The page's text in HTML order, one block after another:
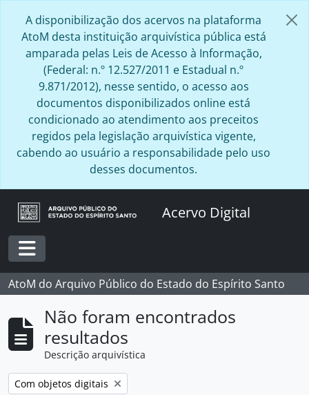
A disponibilização dos acervos na plataforma
AtoM desta instituição arquivística pública está
amparada pelas Leis de Acesso à Informação,
(Federal: n.º 12.527/2011 e Estadual n.º
9.871/2012), nesse sentido, o acesso aos
documentos disponibilizados online está
condicionado ao atendimento aos preceitos
regidos pela legislação arquivística vigente,
cabendo ao usuário a responsabilidade pelo uso
desses documentos.
Acervo Digital
Toggle navigation
AtoM do Arquivo Público do Estado do Espírito Santo
Não foram encontrados
resultados
Descrição arquivística
Remover filtro:
Com objetos digitais